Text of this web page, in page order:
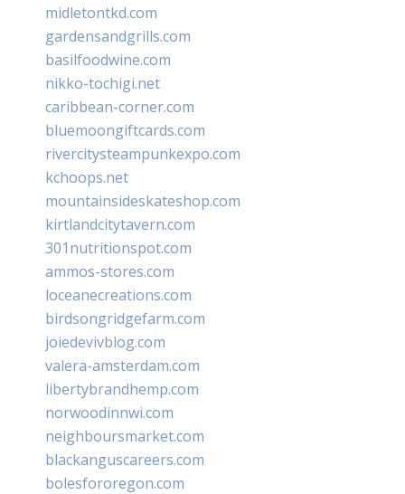
midletontkd.com
gardensandgrills.com
basilfoodwine.com
nikko-tochigi.net
caribbean-corner.com
bluemoongiftcards.com
rivercitysteampunkexpo.com
kchoops.net
mountainsideskateshop.com
kirtlandcitytavern.com
301nutritionspot.com
ammos-stores.com
loceanecreations.com
birdsongridgefarm.com
joiedevivblog.com
valera-amsterdam.com
libertybrandhemp.com
norwoodinnwi.com
neighboursmarket.com
blackanguscareers.com
bolesfororegon.com